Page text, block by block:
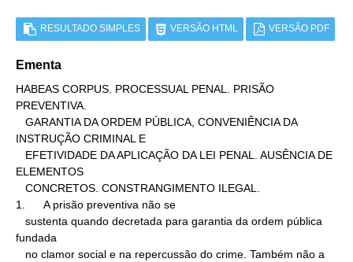
RESULTADO SIMPLES VERSÃO HTML VERSÃO PDF
Ementa
HABEAS CORPUS. PROCESSUAL PENAL. PRISÃO
PREVENTIVA.
INSTRUÇÃO CRIMINAL E
ELEMENTOS
1.      A prisão preventiva não se
fundada